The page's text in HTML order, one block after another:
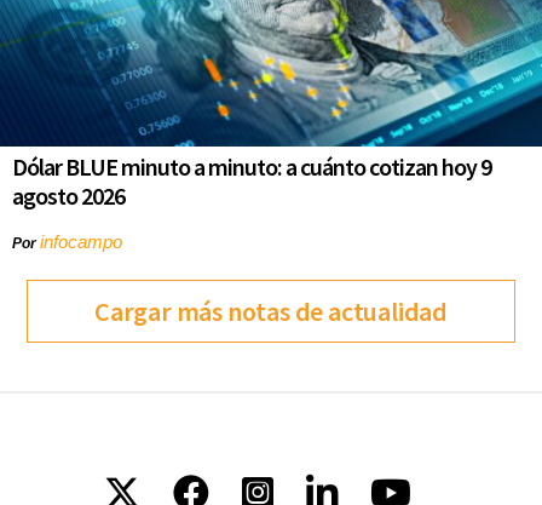
Dólar BLUE minuto a minuto: a cuánto cotizan hoy 9
agosto 2026
Porinfocampo
Cargar más notas de actualidad